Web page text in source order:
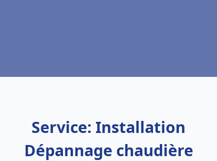
Service: Installation
Dépannage chaudière